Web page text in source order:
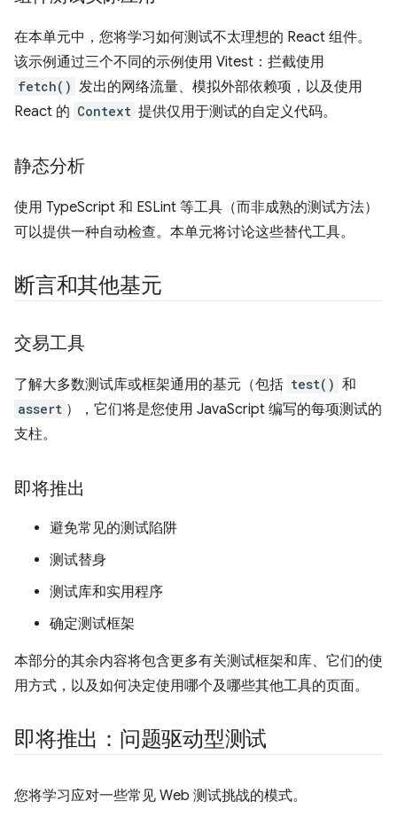
在本单元中，您将学习如何测试不太理想的 React 组件。
该示例通过三个不同的示例使用 Vitest：拦截使用
fetch() 发出的网络流量、模拟外部依赖项，以及使用
React 的 Context 提供仅用于测试的自定义代码。
静态分析
使用 TypeScript 和 ESLint 等工具（而非成熟的测试方法）
可以提供一种自动检查。本单元将讨论这些替代工具。
断言和其他基元
交易工具
了解大多数测试库或框架通用的基元（包括 test() 和
assert ），它们将是您使用 JavaScript 编写的每项测试的
支柱。
即将推出
避免常见的测试陷阱
测试替身
测试库和实用程序
确定测试框架
本部分的其余内容将包含更多有关测试框架和库、它们的使
用方式，以及如何决定使用哪个及哪些其他工具的页面。
即将推出：问题驱动型测试
您将学习应对一些常见 Web 测试挑战的模式。